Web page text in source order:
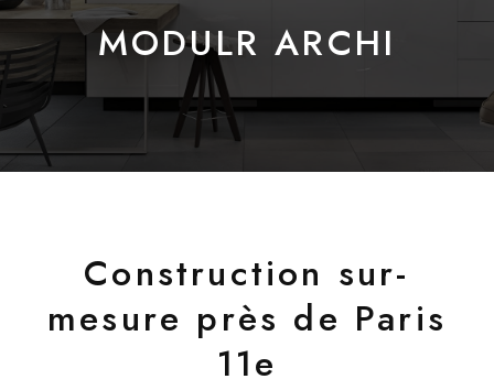
MODULR ARCHI
Construction sur-
mesure près de Paris
11e